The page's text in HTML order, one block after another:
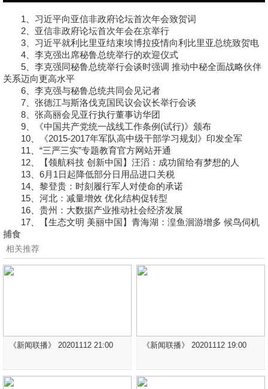
1、习近平向亚信非政府论坛首次年会致贺词
2、亚信非政府论坛首次年会在京举行
3、习近平就利比里亚结束埃博拉疫情向利比里亚总统致贺电
4、李克强出席秘鲁总统举行的欢迎仪式
5、李克强同秘鲁总统举行会谈时强调 推动中秘全面战略伙伴
关系迈向更高水平
6、李克强与秘鲁总统共同会见记者
7、张德江与斯洛伐克国民议会议长举行会谈
8、张高丽会见亚行执行董事访华团
9、《中国共产党统一战线工作条例(试行)》颁布
10、《2015-2017年军队高中级干部学习规划》印发全军
11、“三严三实”专题教育官方网站开通
12、【领航科技 创新中国】汪滔：成功留给有梦想的人
13、6月1日起降低部分日用品进口关税
14、黎登贵：时刻履行军人对使命的承诺
15、河北：减量增效 优化结构促转型
16、贵州：大数据产业推动社会经济发展
17、【生态文明 美丽中国】青海湖：湟鱼洄游增多 候鸟伺机
捕食
相关推荐
《新闻联播》 20201112 21:00 《新闻联播》 20201112 19:00